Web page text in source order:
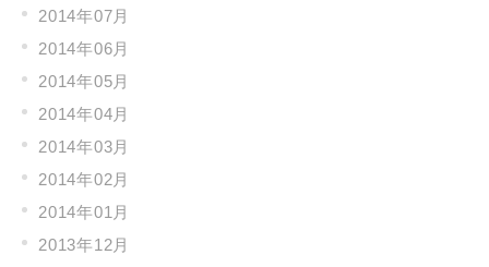
2014年07月
2014年06月
2014年05月
2014年04月
2014年03月
2014年02月
2014年01月
2013年12月